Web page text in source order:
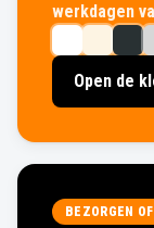
werkdagen
Open de
BEZORGEN